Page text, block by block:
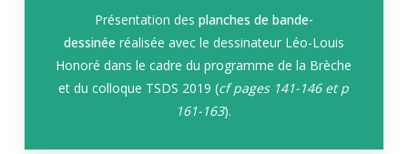
Présentation des planches de bande-
dessinée réalisée avec le dessinateur Léo-Louis
Honoré dans le cadre du programme de la Brèche
et du colloque TSDS 2019 (cf pages 141-146 et p
161-163).